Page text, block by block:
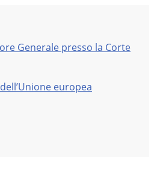
Generale presso la Corte
europea